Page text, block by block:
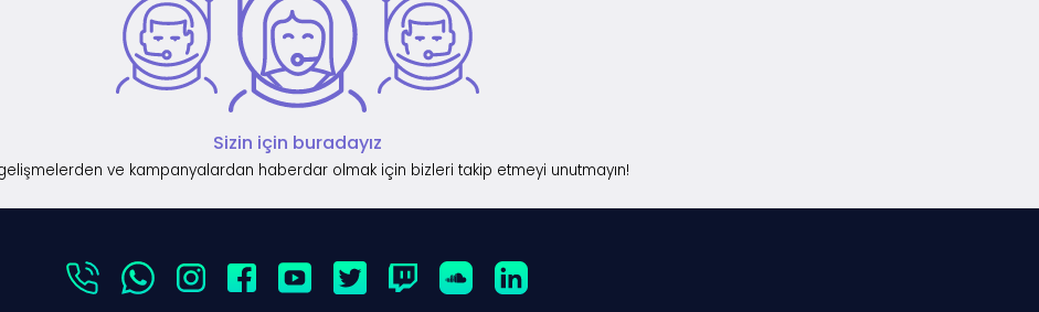
Sizin için buradayız
ve kampanyalardan haberdar olmak için bizleri takip etmeyi unutmayın!